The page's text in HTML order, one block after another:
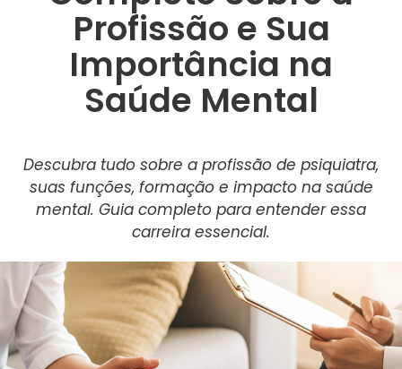
Profissão e Sua
Importância na
Saúde Mental
Descubra tudo sobre a profissão de psiquiatra,
suas funções, formação e impacto na saúde
mental. Guia completo para entender essa
carreira essencial.